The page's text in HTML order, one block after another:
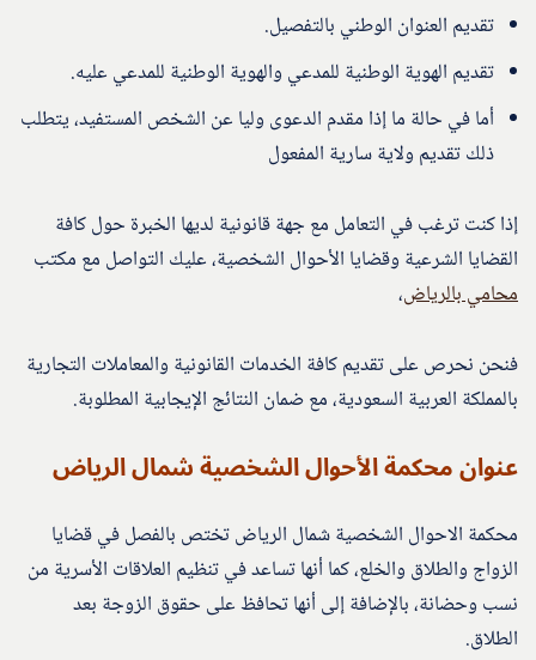
تقديم العنوان الوطني بالتفصيل.
تقديم الهوية الوطنية للمدعي والهوية الوطنية للمدعي عليه.
أما في حالة ما إذا مقدم الدعوى وليا عن الشخص المستفيد، يتطلب
ذلك تقديم ولاية سارية المفعول
إذا كنت ترغب في التعامل مع جهة قانونية لديها الخبرة حول كافة
القضايا الشرعية وقضايا الأحوال الشخصية، عليك التواصل مع مكتب
محامي بالرياض،
فنحن نحرص على تقديم كافة الخدمات القانونية والمعاملات التجارية
بالمملكة العربية السعودية، مع ضمان النتائج الإيجابية المطلوبة.
عنوان محكمة الأحوال الشخصية شمال الرياض
محكمة الاحوال الشخصية شمال الرياض تختص بالفصل في قضايا
الزواج والطلاق والخلع، كما أنها تساعد في تنظيم العلاقات الأسرية من
نسب وحضانة، بالإضافة إلى أنها تحافظ على حقوق الزوجة بعد
الطلاق.